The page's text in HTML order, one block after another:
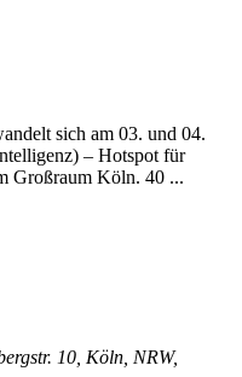
sich am 03. und 04.
– Hotspot für
Großraum Köln. 40 ...
10, Köln, NRW,